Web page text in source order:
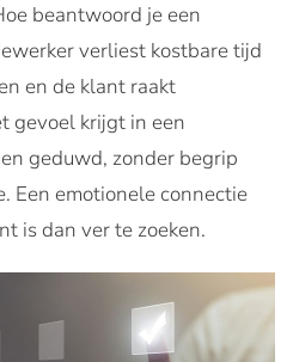
beantwoord je een
verliest kostbare tijd
en de klant raakt
gevoel krijgt in een
geduwd, zonder begrip
Een emotionele connectie
is dan ver te zoeken.